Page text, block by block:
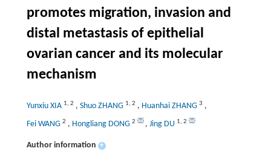
promotes migration, invasion and
distal metastasis of epithelial
ovarian cancer and its molecular
mechanism
Yunxiu XIA 1, 2 , Shuo ZHANG 1, 2 , Huanhai ZHANG 3 ,
Fei WANG 2 , Hongliang DONG 2 , Jing DU 1, 2
Author information +